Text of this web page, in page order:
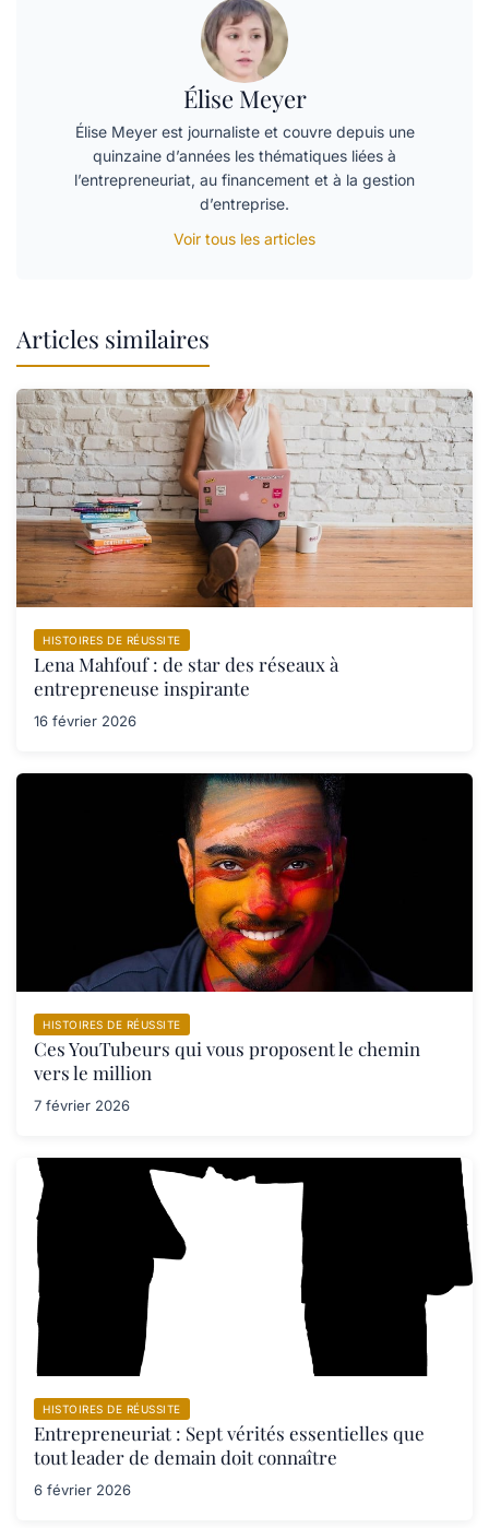
Élise Meyer
Élise Meyer est journaliste et couvre depuis une
quinzaine d’années les thématiques liées à
l’entrepreneuriat, au financement et à la gestion
d’entreprise.
Voir tous les articles
Articles similaires
HISTOIRES DE RÉUSSITE
Lena Mahfouf : de star des réseaux à
entrepreneuse inspirante
16 février 2026
HISTOIRES DE RÉUSSITE
Ces YouTubeurs qui vous proposent le chemin
vers le million
7 février 2026
HISTOIRES DE RÉUSSITE
Entrepreneuriat : Sept vérités essentielles que
tout leader de demain doit connaître
6 février 2026